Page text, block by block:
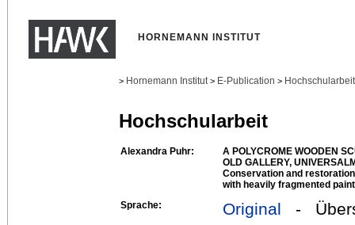
HORNEMANN INSTITUT
> Hornemann Institut > E-Publication >
Hochschularbeit
Alexandra Puhr:
A POLYCROME WOODEN
OLD GALLERY,
Conservation and
with heavily fragmented
Sprache:
Original -